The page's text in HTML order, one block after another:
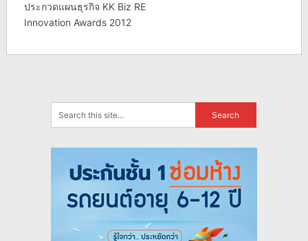
ประกวดแผนธุรกิจ KK Biz RE
Innovation Awards 2012